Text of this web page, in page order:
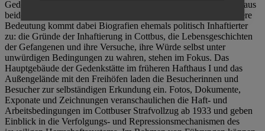
Gedenkstätte Zuchthaus Cottbus Beispiele politischen Unrechts aus
beiden deutschen Diktaturen des 20. Jahrhunderts. Eine besondere
Bedeutung kommt dabei Biografien ehemals politisch Inhaftierter
zu: die Gründe der Inhaftierung in Cottbus, die Lebensgeschichten
der Gefangenen und ihre Versuche, ihre Würde selbst unter
unwürdigen Bedingungen zu wahren, stehen im Fokus. Das
Hauptgebäude der Gedenkstätte im früheren Hafthaus I und das
Außengelände mit den Freihöfen laden die Besucherinnen und
Besucher zur selbständigen Erkundung ein. Fotos, Dokumente,
Exponate und Zeichnungen veranschaulichen die Haft- und
Arbeitsbedingungen im Cottbuser Strafvollzug ab 1933 und geben
Einblick in die Verfolgungs- und Repressionsmechanismen des